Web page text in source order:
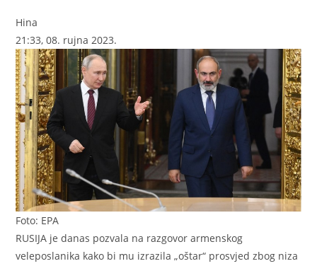
Hina
21:33, 08. rujna 2023.
Foto: EPA
RUSIJA je danas pozvala na razgovor armenskog
veleposlanika kako bi mu izrazila „oštar“ prosvjed zbog niza